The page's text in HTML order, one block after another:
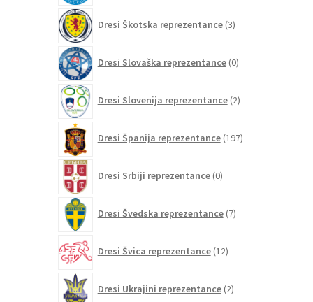
Dresi Škotska reprezentance 3izdelki
Dresi Slovaška reprezentance 0izdelkov
Dresi Slovenija reprezentance 2izdelka
Dresi Španija reprezentance 197izdelkov
Dresi Srbiji reprezentance 0izdelkov
Dresi Švedska reprezentance 7izdelkov
Dresi Švica reprezentance 12izdelkov
Dresi Ukrajini reprezentance 2izdelka